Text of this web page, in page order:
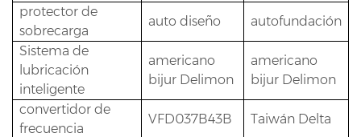
protector de
sobrecarga
auto diseño
autofundación
Sistema de
lubricación
inteligente
americano
bijur Delimon
americano
bijur Delimon
convertidor de
frecuencia
VFD037B43B Taiwán Delta